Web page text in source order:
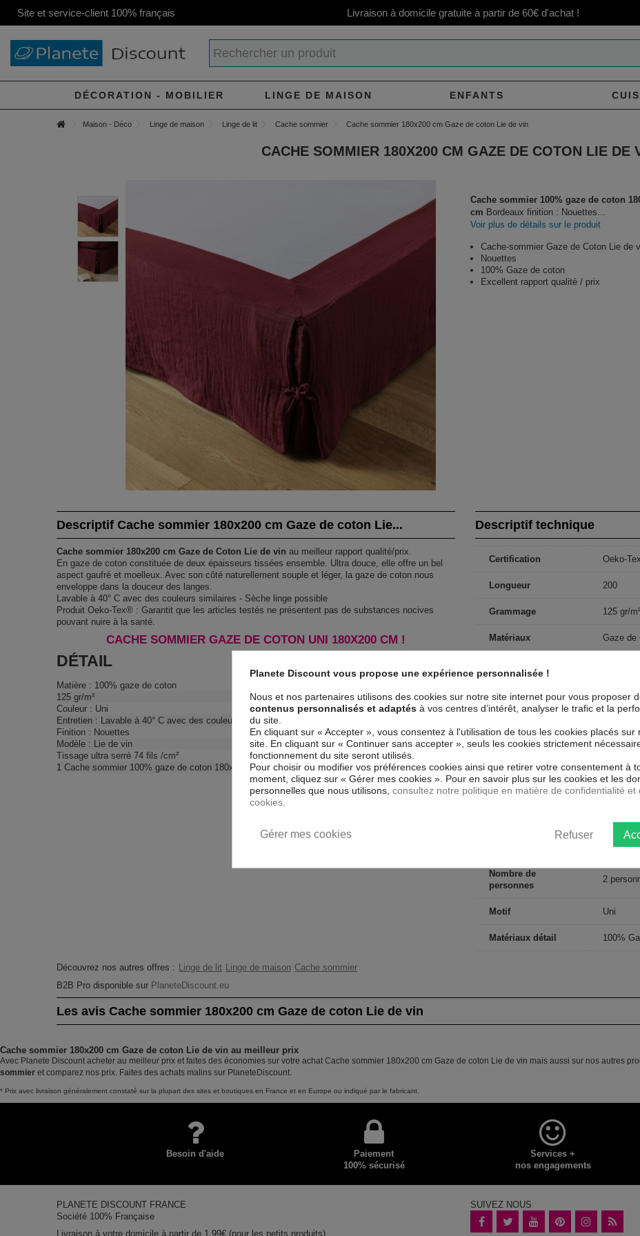
Site et service-client 100% français Livraison à domicile gratuite à partir de 60€ d'achat !
DÉCORATION - MOBILIER LINGE DE MAISON ENFANTS
Maison - Déco Linge de maison Linge de lit Cache sommier Cache sommier 180x200 cm Gaze de coton Lie de vin
CACHE SOMMIER 180X200 CM GAZE DE COTON LIE DE
Cache sommier 100% gaze de coton
cm Bordeaux finition : Nouettes...
Voir plus de détails sur le produit
Cache-sommier Gaze de Coton Lie de
Nouettes
100% Gaze de coton
Excellent rapport qualité / prix
Descriptif Cache sommier 180x200 cm Gaze de coton Lie...
Cache sommier 180x200 cm Gaze de Coton Lie de vin au meilleur rapport qualité/prix.
En gaze de coton constituée de deux épaisseurs tissées ensemble. Ultra douce, elle offre un bel
aspect gaufré et moelleux. Avec son côté naturellement souple et léger, la gaze de coton nous
enveloppe dans la douceur des langes.
Lavable à 40° C avec des couleurs similaires - Sèche linge possible
Produit Oeko-Tex® : Garantit que les articles testés ne présentent pas de substances nocives
pouvant nuire à la santé.
CACHE SOMMIER GAZE DE COTON UNI 180X200 CM !
DÉTAIL
Matière : 100% gaze de coton
125 gr/m²
Couleur : Uni
Entretien : Lavable à 40° C avec des couleurs similaires - Sèche linge possible
Finition : Nouettes
Modèle : Lie de vin
Tissage ultra serré 74 fils /cm²
1 Cache sommier 100% gaze de coton 180x200 cm
Descriptif technique
Certification Oeko-
Longueur 200
Grammage 125 gr/m²
Matériaux Gaze de
Lavable
Largeur
Nombre de fils Tissage
Collection HDR
Dimensions (cm) 180x200
Lie De
Nombre de
personnes
2
Motif Uni
Matériaux détail 100%
Découvrez nos autres offres : Linge de lit Linge de maison Cache sommier
B2B Pro disponible sur PlaneteDiscount.eu
Les avis Cache sommier 180x200 cm Gaze de coton Lie de vin
Cache sommier 180x200 cm Gaze de coton Lie de vin au meilleur prix
Avec Planete Discount acheter au meilleur prix et faites des économies sur votre achat Cache sommier 180x200 cm Gaze de coton Lie de vin mais aussi sur nos autres
sommier et comparez nos prix. Faites des achats malins sur PlaneteDiscount.
* Prix avec livraison généralement constaté sur la plupart des sites et boutiques en France et en Europe ou indiqué par le fabricant.
Besoin d'aide
Paiement
100% sécurisé
Services +
nos engagements
PLANETE DISCOUNT FRANCE
Société 100% Française
Livraison à votre domicile à partir de 1,99€ (pour les petits produits)
SUIVEZ NOUS
Planete Discount vous propose une expérience personnalisée !
Nous et nos partenaires utilisons des cookies sur notre site internet pour vous proposer
contenus personnalisés et adaptés à vos centres d’intérêt, analyser le trafic et la
du site.
En cliquant sur « Accepter », vous consentez à l'utilisation de tous les cookies placés sur
site. En cliquant sur « Continuer sans accepter », seuls les cookies strictement
fonctionnement du site seront utilisés.
Pour choisir ou modifier vos préférences cookies ainsi que retirer votre consentement à
moment, cliquez sur « Gérer mes cookies ». Pour en savoir plus sur les cookies et les
personnelles que nous utilisons, consultez notre politique en matière de confidentialité et
cookies.
Refuser
Gérer mes cookies